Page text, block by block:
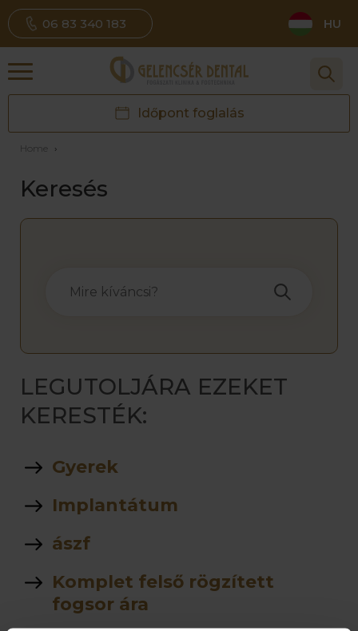
06 83 340 183 HU
Időpont foglalás
Home ›
Keresés
LEGUTOLJÁRA EZEKET
KERESTÉK:
Gyerek
Implantátum
ászf
Komplet felső rögzített
fogsor ára